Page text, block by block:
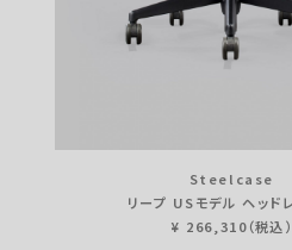
Steelcase
リープ USモデル ヘッド
¥ 266,310（税込）